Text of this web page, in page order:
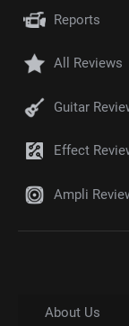
Reports
All Reviews
Guitar
Effect
Ampli
About Us